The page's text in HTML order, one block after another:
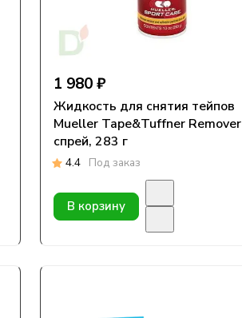
1 980 ₽
Жидкость для снятия тейпов
Mueller Tape&Tuffner Remover
спрей, 283 г
4.4 Под заказ
В корзину